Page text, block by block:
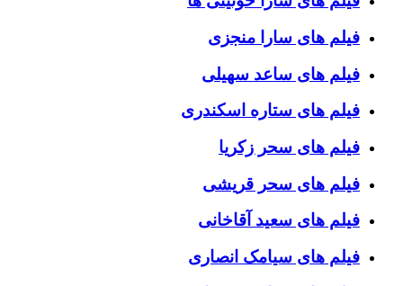
فیلم های سارا منجزی
فیلم های ساعد سهیلی
فیلم های ستاره اسکندری
فیلم های سحر زکریا
فیلم های سحر قریشی
فیلم های سعید آقاخانی
فیلم های سیامک انصاری